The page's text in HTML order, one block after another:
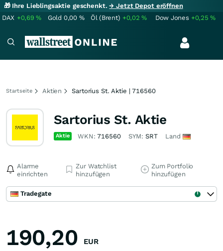
🎁 Ihre Lieblingsaktie geschenkt.→ Jetzt Depot eröffnen
DAX +0,69% Gold 0,00 % Öl (Brent) +0,02% Dow Jones +0,25%
Startseite Aktien Sartorius St. Aktie | 716560
Sartorius St. Aktie
Aktie WKN:716560 SYM: SRT Land
Alarme
einrichten
Zur Watchlist
hinzufügen
Zum Portfolio
hinzufügen
Tradegate
190,20 EUR